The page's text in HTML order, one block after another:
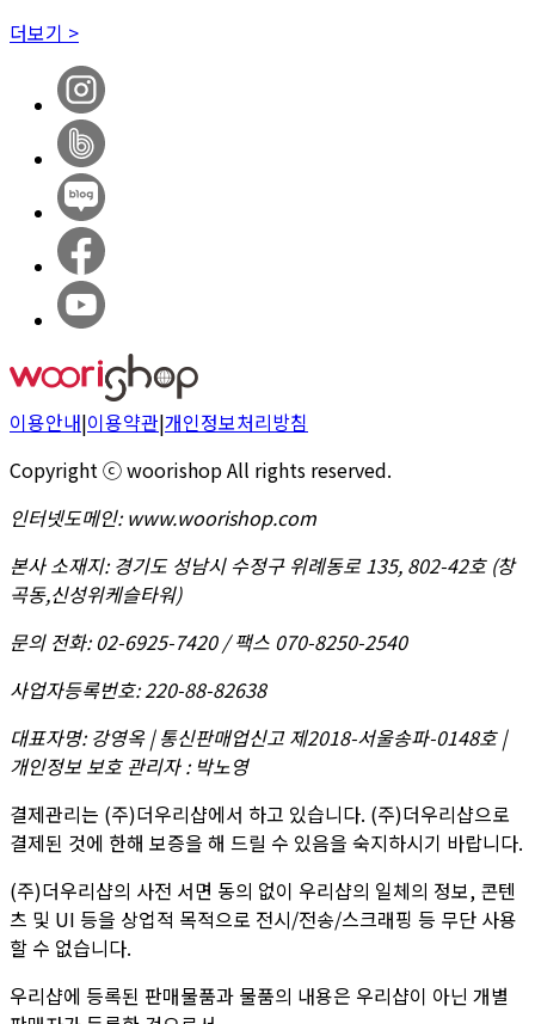
더보기 >
이용안내|이용약관|개인정보처리방침
Copyright ⓒ woorishop All rights reserved.
인터넷도메인:www.woorishop.com
본사 소재지:경기도 성남시 수정구 위례동로 135, 802-42호 (창
곡동,신성위케슬타워)
문의 전화:02-6925-7420 / 팩스 070-8250-2540
사업자등록번호:220-88-82638
대표자명:강영옥 | 통신판매업신고 제2018-서울송파-0148호 |
개인정보 보호 관리자 : 박노영
결제관리는 (주)더우리샵에서 하고 있습니다. (주)더우리샵으로
결제된 것에 한해 보증을 해 드릴 수 있음을 숙지하시기 바랍니다.
(주)더우리샵의 사전 서면 동의 없이 우리샵의 일체의 정보, 콘텐
츠 및 UI 등을 상업적 목적으로 전시/전송/스크래핑 등 무단 사용
할 수 없습니다.
우리샵에 등록된 판매물품과 물품의 내용은 우리샵이 아닌 개별